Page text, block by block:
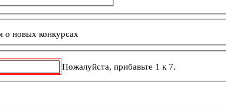
о новых конкурсах
Пожалуйста, прибавьте 1 к 7.